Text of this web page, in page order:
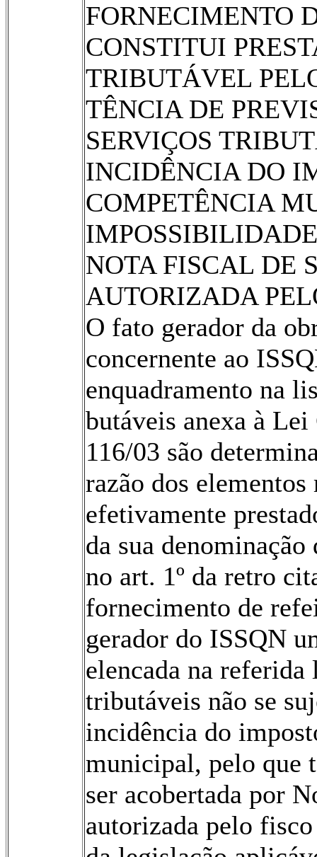
FORNECIMENTO
CONSTITUI
TRIBUTÁVEL
TÊNCIA DE
SERVIÇOS
INCIDÊNCIA DO
COMPETÊNCIA
NOTA FISCAL DE
AUTORIZADA
O fato gerador da
concernente ao
enquadramento na
butáveis anexa à
116/03 são
razão dos
efetivamente
da sua
no art. 1º da retro
fornecimento de
gerador do ISSQN
elenca­da na
tributáveis não se
incidência do
municipal, pelo que
ser acobertada por
autorizada pelo